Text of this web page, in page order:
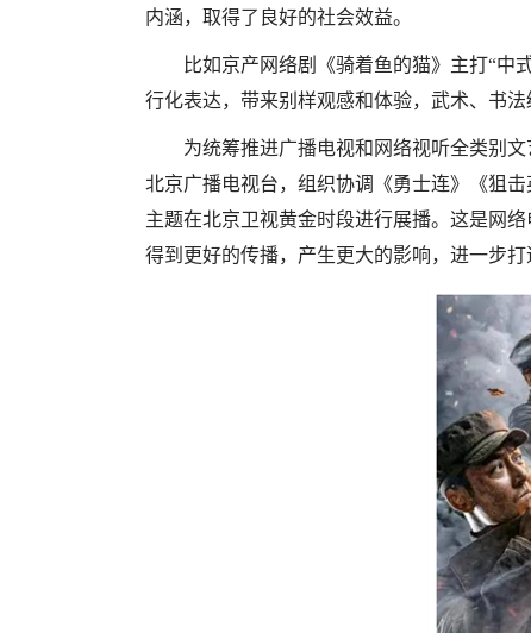
内涵，取得了良好的社会效益。
比如京产网络剧《骑着鱼的猫》主打“中
行化表达，带来别样观感和体验，武术、书
为统筹推进广播电视和网络视听全类别
北京广播电视台，组织协调《勇士连》《狙
主题在北京卫视黄金时段进行展播。这是网
得到更好的传播，产生更大的影响，进一步